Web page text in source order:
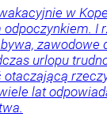
w
I
zawodowe
urlopu
lat